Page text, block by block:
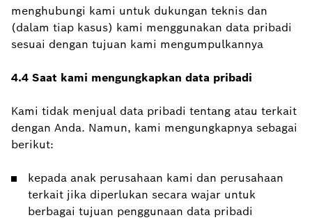
menghubungi kami untuk dukungan teknis dan
(dalam tiap kasus) kami menggunakan data pribadi
sesuai dengan tujuan kami mengumpulkannya
4.4 Saat kami mengungkapkan data pribadi
Kami tidak menjual data pribadi tentang atau terkait
dengan Anda. Namun, kami mengungkapnya sebagai
berikut:
kepada anak perusahaan kami dan perusahaan
terkait jika diperlukan secara wajar untuk
berbagai tujuan penggunaan data pribadi